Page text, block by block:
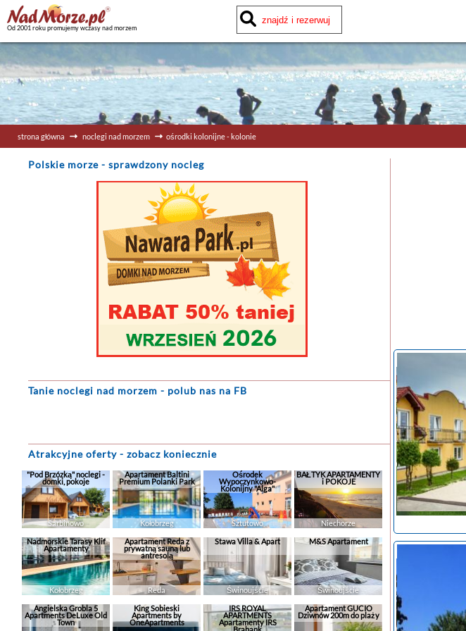
Od 2001 roku promujemy wczasy nad morzem
strona główna noclegi nad morzem ośrodki kolonijne - kolonie
Polskie morze - sprawdzony nocleg
tanie noclegi
Tanie noclegi nad morzem - polub nas na FB
Atrakcyjne oferty - zobacz koniecznie
"Pod Brzózką" noclegi -
domki, pokoje
Sarbinowo
Apartament Baltini
Premium Polanki Park
Kołobrzeg
Ośrodek
Wypoczynkowo-
Kolonijny "Alga"
Sztutowo
BAŁTYK APARTAMENTY
i POKOJE
Niechorze
Nadmorskie Tarasy Klif
Apartamenty
Kołobrzeg
Apartament Reda z
prywatną sauną lub
antresolą
Reda
Stawa Villa & Apart
Świnoujście
M&S Apartament
Świnoujście
Angielska Grobla 5
Apartments DeLuxe Old
Town
King Sobieski
Apartments by
OneApartments
IRS ROYAL
APARTMENTS
Apartamenty IRS
Brabank
Apartament GUCIO
Dziwnów 200m do plaży